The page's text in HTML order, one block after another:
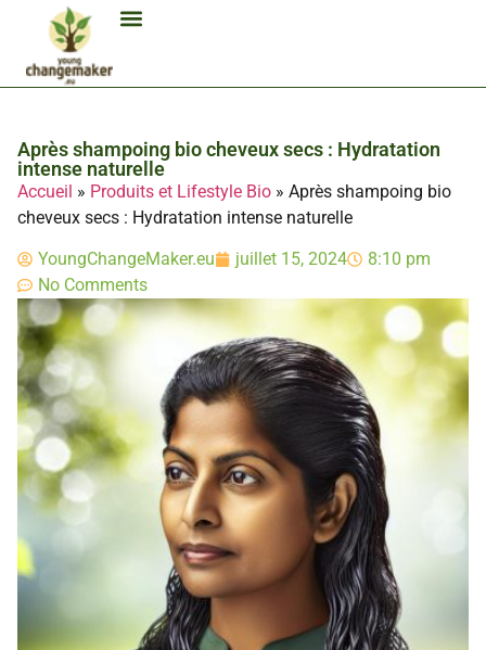
Après shampoing bio cheveux secs : Hydratation
intense naturelle
Accueil » Produits et Lifestyle Bio » Après shampoing bio
cheveux secs : Hydratation intense naturelle
YoungChangeMaker.eu juillet 15, 2024
8:10 pm
No Comments